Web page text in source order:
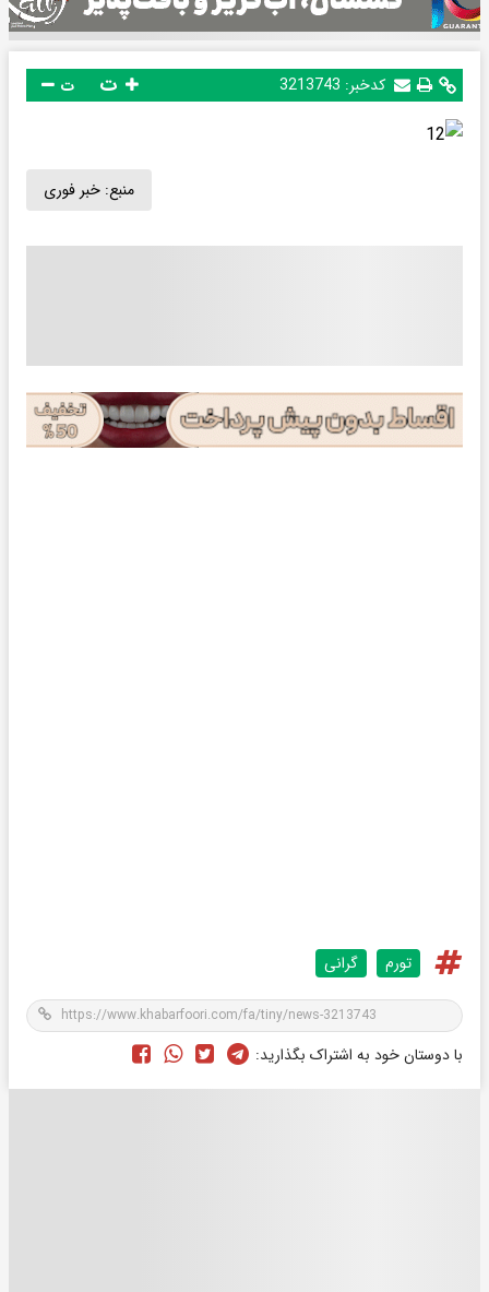
کدخبر: 3213743 ت
منبع: خبر فوری
تورم گرانی
با دوستان خود به اشتراک بگذارید: